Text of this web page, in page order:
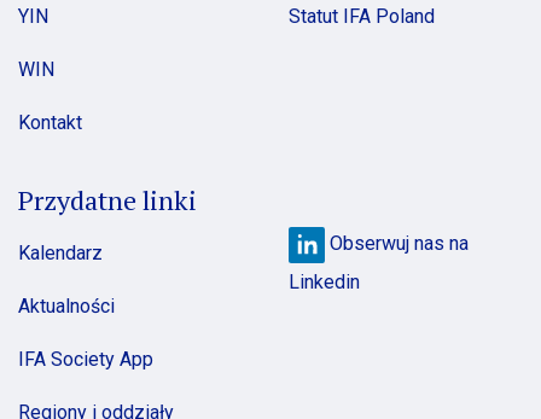
YIN
WIN
Kontakt
Statut IFA Poland
Przydatne linki
Kalendarz
Aktualności
IFA Society App
Regiony i oddziały
Obserwuj nas na
Linkedin